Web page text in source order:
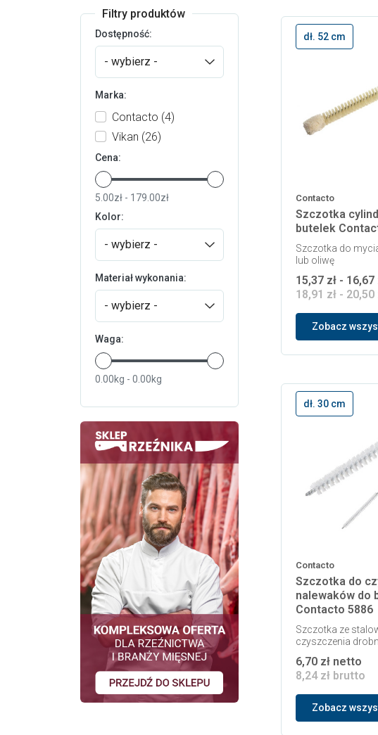
Filtry produktów
Dostępność:
- wybierz -
Marka:
Contacto (4)
Vikan (26)
Cena:
5.00zł - 179.00zł
Kolor:
- wybierz -
Materiał wykonania:
- wybierz -
Waga:
0.00kg - 0.00kg
dł. 52 cm
Contacto
Szczotka
butelek
Szczotka do
lub oliwę
15,37 zł -
18,91 zł -
Zobacz
dł. 30 cm
Contacto
Szczotka do
nalewaków do
Contacto 5886
Szczotka ze
czyszczenia
6,70 zł netto
8,24 zł brutto
Zobacz